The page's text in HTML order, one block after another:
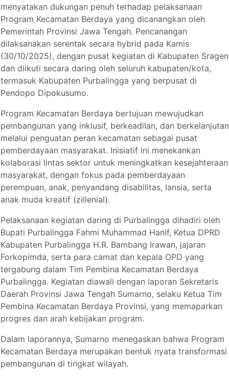
menyatakan dukungan penuh terhadap pelaksanaan
Program Kecamatan Berdaya yang dicanangkan oleh
Pemerintah Provinsi Jawa Tengah. Pencanangan
dilaksanakan serentak secara hybrid pada Kamis
(30/10/2025), dengan pusat kegiatan di Kabupaten Sragen
dan diikuti secara daring oleh seluruh kabupaten/kota,
termasuk Kabupaten Purbalingga yang berpusat di
Pendopo Dipokusumo.
Program Kecamatan Berdaya bertujuan mewujudkan
pembangunan yang inklusif, berkeadilan, dan berkelanjutan
melalui penguatan peran kecamatan sebagai pusat
pemberdayaan masyarakat. Inisiatif ini menekankan
kolaborasi lintas sektor untuk meningkatkan kesejahteraan
masyarakat, dengan fokus pada pemberdayaan
perempuan, anak, penyandang disabilitas, lansia, serta
anak muda kreatif (zillenial).
Pelaksanaan kegiatan daring di Purbalingga dihadiri oleh
Bupati Purbalingga Fahmi Muhammad Hanif, Ketua DPRD
Kabupaten Purbalingga H.R. Bambang Irawan, jajaran
Forkopimda, serta para camat dan kepala OPD yang
tergabung dalam Tim Pembina Kecamatan Berdaya
Purbalingga. Kegiatan diawali dengan laporan Sekretaris
Daerah Provinsi Jawa Tengah Sumarno, selaku Ketua Tim
Pembina Kecamatan Berdaya Provinsi, yang memaparkan
progres dan arah kebijakan program.
Dalam laporannya, Sumarno menegaskan bahwa Program
Kecamatan Berdaya merupakan bentuk nyata transformasi
pembangunan di tingkat wilayah.